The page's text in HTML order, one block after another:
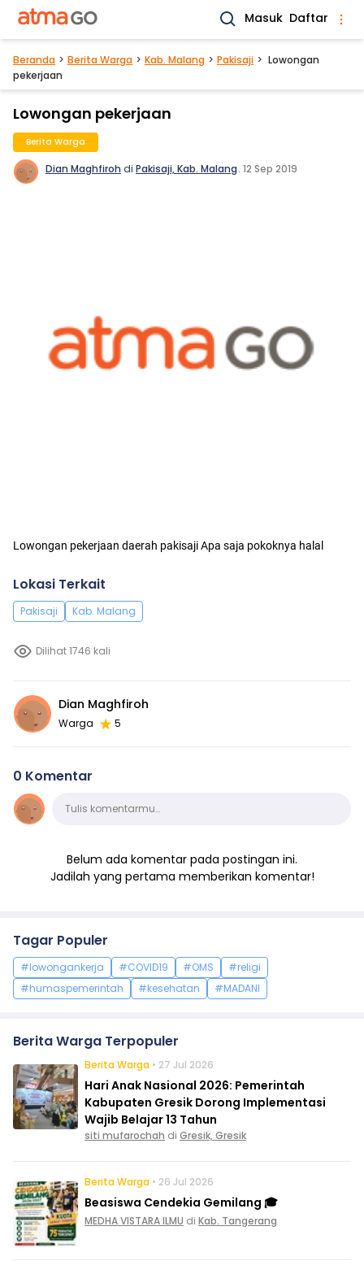
Masuk Daftar
Beranda Berita Warga Kab. Malang Pakisaji
Lowongan
pekerjaan
Lowongan pekerjaan
Berita Warga
Dian Maghfiroh di Pakisaji, Kab. Malang. 12 Sep 2019
Lowongan pekerjaan daerah pakisaji Apa saja pokoknya halal
Lokasi Terkait
Pakisaji Kab. Malang
Dilihat 1746 kali
Dian Maghfiroh
Warga 5
0 Komentar
KomentarTulis komentarmu…
Belum ada komentar pada postingan ini.
Jadilah yang pertama memberikan komentar!
Tagar Populer
#lowongankerja #COVID19 #OMS
#religi
#humaspemerintah
#kesehatan #MADANI
Berita Warga Terpopuler
Berita Warga • 27 Jul 2026
Hari Anak Nasional 2026: Pemerintah
Kabupaten Gresik Dorong Implementasi
Wajib Belajar 13 Tahun
siti mufarochah di Gresik, Gresik
Berita Warga • 26 Jul 2026
Beasiswa Cendekia Gemilang 🎓
MEDHA VISTARA ILMU di Kab. Tangerang